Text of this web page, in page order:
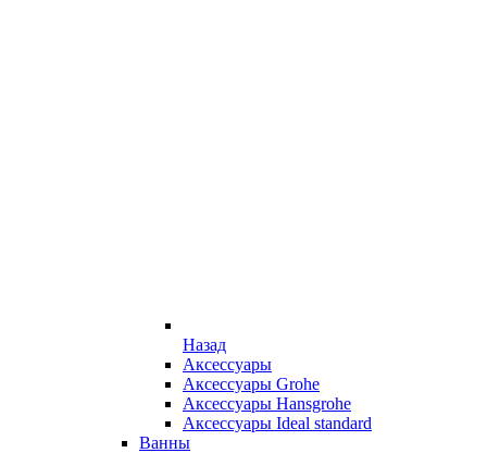
Назад
Аксессуары
Аксессуары Grohe
Аксессуары Hansgrohe
Аксессуары Ideal standard
Ванны